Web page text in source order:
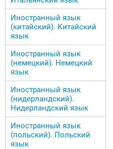
Иностранный язык
(китайский). Китайский
язык
Иностранный язык
(немецкий). Немецкий
язык
Иностранный язык
(нидерландский).
Нидерландский язык
Иностранный язык
(польский). Польский
язык